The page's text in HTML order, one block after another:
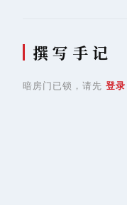
撰 写 手 记
暗房门已锁，请先 登录